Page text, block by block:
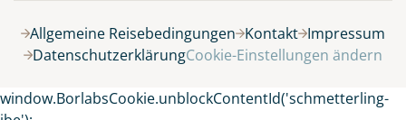
14 Tage
Belegung
Allgemeine Reisebedingungen Kontakt Impressum
DatenschutzerklärungCookie-Einstellungen ändern
window.BorlabsCookie.unblockContentId('schmetterling-